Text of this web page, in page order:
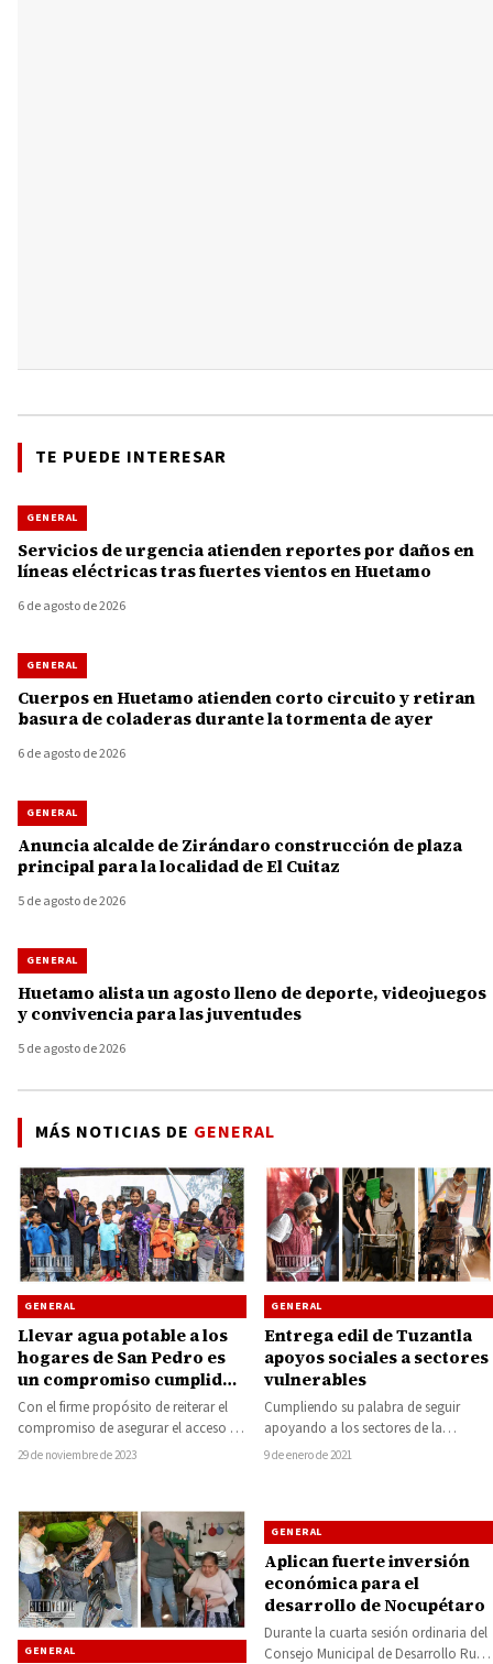
TE PUEDE INTERESAR
GENERAL
Servicios de urgencia atienden reportes por daños en
líneas eléctricas tras fuertes vientos en Huetamo
6 de agosto de 2026
GENERAL
Cuerpos en Huetamo atienden corto circuito y retiran
basura de coladeras durante la tormenta de ayer
6 de agosto de 2026
GENERAL
Anuncia alcalde de Zirándaro construcción de plaza
principal para la localidad de El Cuitaz
5 de agosto de 2026
GENERAL
Huetamo alista un agosto lleno de deporte, videojuegos
y convivencia para las juventudes
5 de agosto de 2026
MÁS NOTICIAS DE GENERAL
GENERAL
Llevar agua potable a los
hogares de San Pedro es
un compromiso cumplido
por la alcaldesa de
Tiquicheo Catalina Pérez
Negrón Espinoza
Con el firme propósito de reiterar el
compromiso de asegurar el acceso a
agua potable para la población,…
29 de noviembre de 2023
GENERAL
Entrega edil de Tuzantla
apoyos sociales a sectores
vulnerables
Cumpliendo su palabra de seguir
apoyando a los sectores de la
población más necesitados, la
9 de enero de 2021
GENERAL
GENERAL
Aplican fuerte inversión
económica para el
desarrollo de Nocupétaro
Durante la cuarta sesión ordinaria del
Consejo Municipal de Desarrollo Rural